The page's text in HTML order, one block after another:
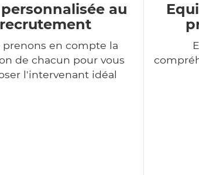
au
recrutement
prenons en compte la
de chacun pour vous
l'intervenant idéal